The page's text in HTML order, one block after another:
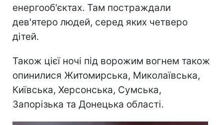
енергооб'єктах. Там постраждали
дев'ятеро людей, серед яких четверо
дітей.
Також цієї ночі під ворожим вогнем також
опинилися Житомирська, Миколаївська,
Київська, Херсонська, Сумська,
Запорізька та Донецька області.